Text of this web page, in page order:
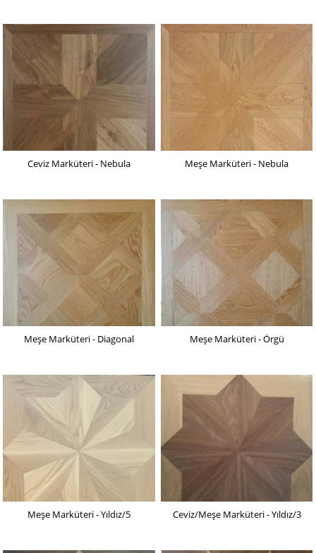
Ceviz Marküteri - Nebula Meşe Marküteri - Nebula
Meşe Marküteri - Diagonal Meşe Marküteri - Örgü
Meşe Marküteri - Yıldız/5 Ceviz/Meşe Marküteri - Yıldız/3